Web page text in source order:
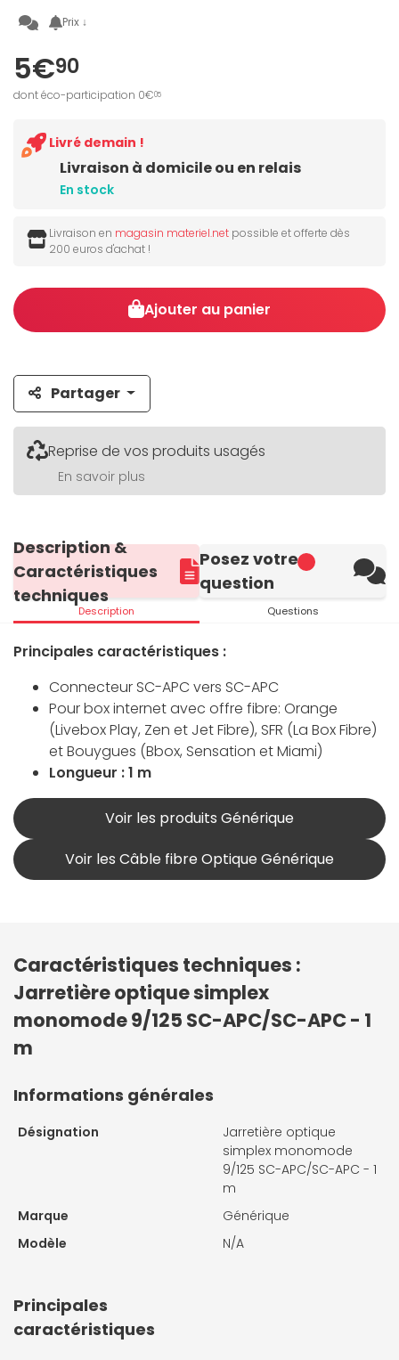
Prix ↓
5€90
dont éco-participation 0€05
Livraison à domicile ou en relais
En stock
Livré demain !
Livraison en magasin materiel.net possible et offerte dès
200 euros d'achat !
Ajouter au panier
Partager
Reprise de vos produits usagés
En savoir plus
Description &
Caractéristiques
techniques
Description
Posez votre
question
Questions
Principales caractéristiques :
Connecteur SC-APC vers SC-APC
Pour box internet avec offre fibre: Orange
(Livebox Play, Zen et Jet Fibre), SFR (La Box Fibre)
et Bouygues (Bbox, Sensation et Miami)
Longueur : 1 m
Voir les produits Générique
Voir les Câble fibre Optique Générique
Caractéristiques techniques :
Jarretière optique simplex
monomode 9/125 SC-APC/SC-APC - 1
m
Informations générales
Désignation
Jarretière optique
simplex monomode
9/125 SC-APC/SC-APC - 1
m
Marque
Générique
Modèle
N/A
Principales
caractéristiques